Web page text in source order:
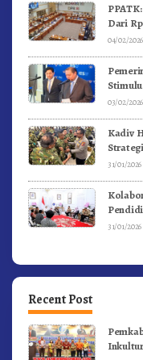
Dari
04/02/2026
03/02/2026
Kadiv
dan
31/01/2026
31/01/2026
Recent Post